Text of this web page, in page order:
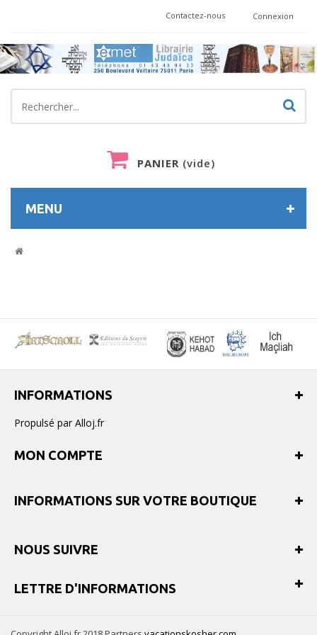
Connexion
Contactez-nous
PANIER (vide)
MENU
INFORMATIONS
Propulsé par Alloj.fr
MON COMPTE
INFORMATIONS SUR VOTRE BOUTIQUE
NOUS SUIVRE
LETTRE D'INFORMATIONS